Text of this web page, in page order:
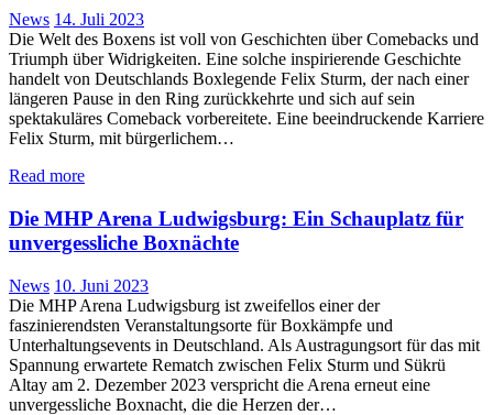
News 14. Juli 2023
Die Welt des Boxens ist voll von Geschichten über Comebacks und
Triumph über Widrigkeiten. Eine solche inspirierende Geschichte
handelt von Deutschlands Boxlegende Felix Sturm, der nach einer
längeren Pause in den Ring zurückkehrte und sich auf sein
spektakuläres Comeback vorbereitete. Eine beeindruckende Karriere
Felix Sturm, mit bürgerlichem…
Read more
Die MHP Arena Ludwigsburg: Ein Schauplatz für
unvergessliche Boxnächte
News 10. Juni 2023
Die MHP Arena Ludwigsburg ist zweifellos einer der
faszinierendsten Veranstaltungsorte für Boxkämpfe und
Unterhaltungsevents in Deutschland. Als Austragungsort für das mit
Spannung erwartete Rematch zwischen Felix Sturm und Sükrü
Altay am 2. Dezember 2023 verspricht die Arena erneut eine
unvergessliche Boxnacht, die die Herzen der…